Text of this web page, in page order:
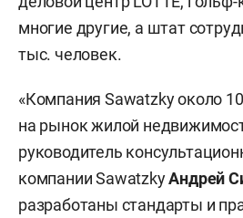
многие другие, а штат
тыс. человек.
«Компания Sawatzky около
на рынок жилой
руководитель
компании SawatzkyАндрей
разработаны стандарты и